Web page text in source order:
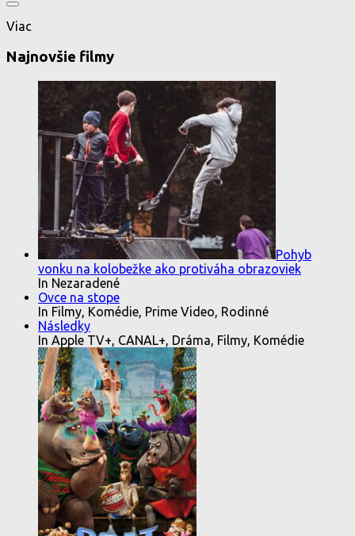
Viac
Najnovšie filmy
Pohyb
vonku na kolobežke ako protiváha obrazoviek
In Nezaradené
Ovce na stope
In Filmy, Komédie, Prime Video, Rodinné
Následky
In Apple TV+, CANAL+, Dráma, Filmy, Komédie